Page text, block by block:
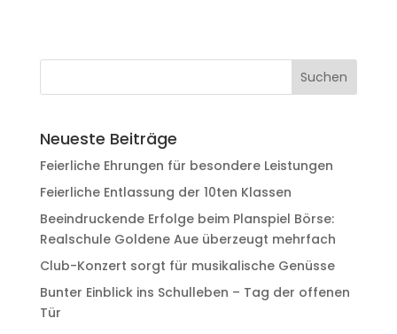
Neueste Beiträge
Feierliche Ehrungen für besondere Leistungen
Feierliche Entlassung der 10ten Klassen
Beeindruckende Erfolge beim Planspiel Börse:
Realschule Goldene Aue überzeugt mehrfach
Club-Konzert sorgt für musikalische Genüsse
Bunter Einblick ins Schulleben – Tag der offenen
Tür